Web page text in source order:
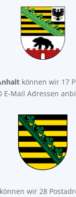
können wir 17
E-Mail Adressen
können wir 28